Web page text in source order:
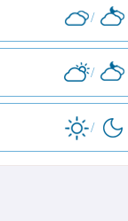
/
/
/